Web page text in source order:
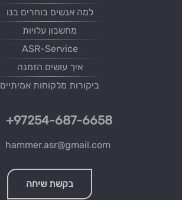
למה אנשים בוחרים בנו
מחשבון עלויות
ASR-Service
איך עושים הזמנה
ביקורות מלקוחות אמיתיים
+97254-687-6658
hammer.asr@gmail.com
בקשת שיחה